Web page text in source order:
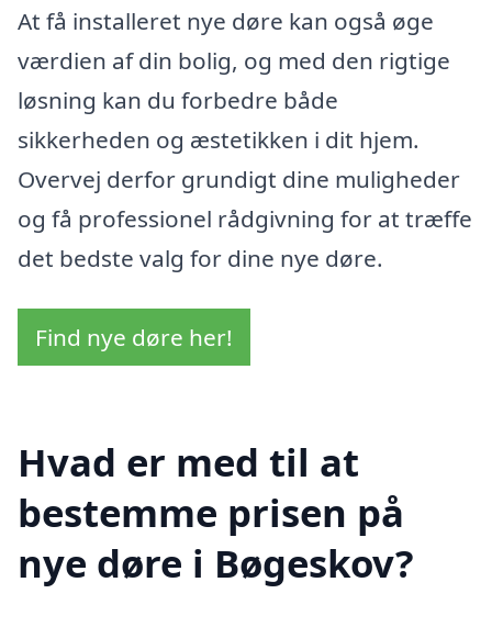
At få installeret nye døre kan også øge
værdien af din bolig, og med den rigtige
løsning kan du forbedre både
sikkerheden og æstetikken i dit hjem.
Overvej derfor grundigt dine muligheder
og få professionel rådgivning for at træffe
det bedste valg for dine nye døre.
Find nye døre her!
Hvad er med til at
bestemme prisen på
nye døre i Bøgeskov?